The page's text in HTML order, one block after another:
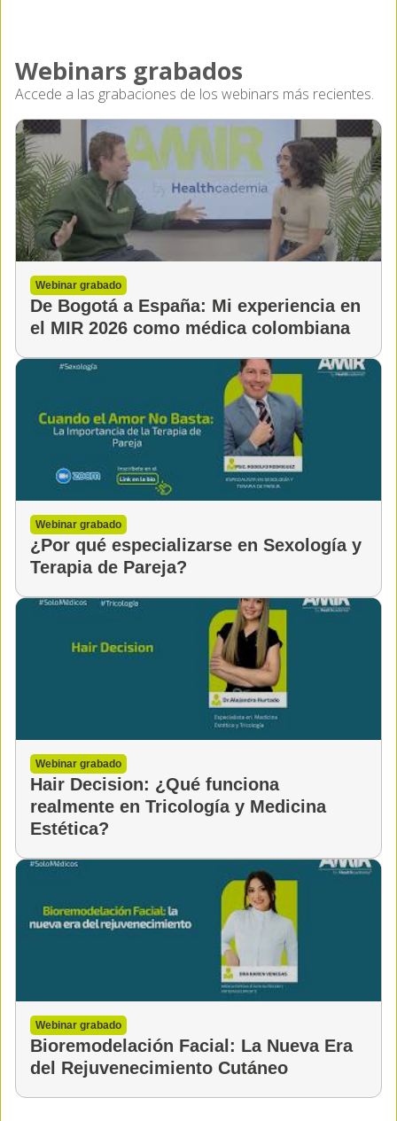
Webinars grabados
Accede a las grabaciones de los webinars más recientes.
Webinar grabado
De Bogotá a España: Mi experiencia en
el MIR 2026 como médica colombiana
Webinar grabado
¿Por qué especializarse en Sexología y
Terapia de Pareja?
Webinar grabado
Hair Decision: ¿Qué funciona
realmente en Tricología y Medicina
Estética?
Webinar grabado
Bioremodelación Facial: La Nueva Era
del Rejuvenecimiento Cutáneo